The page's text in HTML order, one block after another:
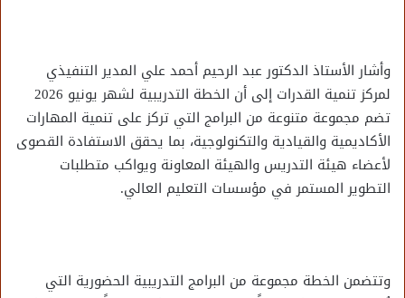
وأشار الأستاذ الدكتور عبد الرحيم أحمد علي المدير التنفيذي
لمركز تنمية القدرات إلى أن الخطة التدريبية لشهر يونيو 2026
تضم مجموعة متنوعة من البرامج التي تركز على تنمية المهارات
الأكاديمية والقيادية والتكنولوجية، بما يحقق الاستفادة القصوى
لأعضاء هيئة التدريس والهيئة المعاونة ويواكب متطلبات
التطوير المستمر في مؤسسات التعليم العالي.
وتتضمن الخطة مجموعة من البرامج التدريبية الحضورية التي